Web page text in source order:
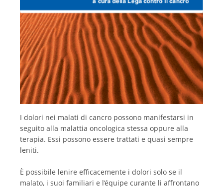
I dolori nei malati di cancro possono manifestarsi in
seguito alla malattia oncologica stessa oppure alla
terapia. Essi possono essere trattati e quasi sempre
leniti.
È possibile lenire efficacemente i dolori solo se il
malato, i suoi familiari e l’équipe curante li affrontano